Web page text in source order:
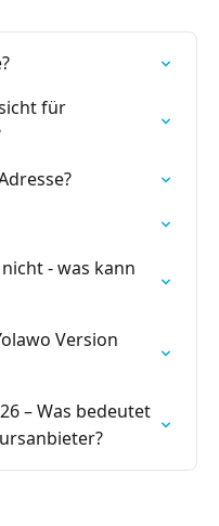
für
- was kann
Version
– Was bedeutet